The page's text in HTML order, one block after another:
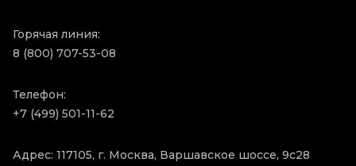
Горячая линия:
8 (800) 707-53-08
Телефон:
+7 (499) 501-11-62
Адрес: 117105, г. Москва, Варшавское шоссе, 9с28